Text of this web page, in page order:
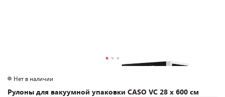
Рулоны для вакуумной упаковки CASO VC 28 х 600 см
Нет в наличии